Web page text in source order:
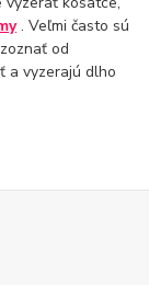
. Veľmi často sú
od
a vyzerajú dlho